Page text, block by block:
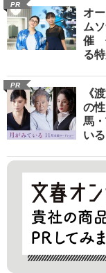
PR
オ
ム
催
る
PR
《
の
馬
いる